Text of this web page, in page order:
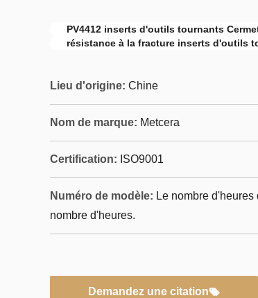
PV4412 inserts d'outils tournants
résistance à la fracture inserts d'outils
Lieu d'origine: Chine
Nom de marque: Metcera
Certification: ISO9001
Numéro de modèle: Le nombre
nombre d'heures.
Demandez une citation